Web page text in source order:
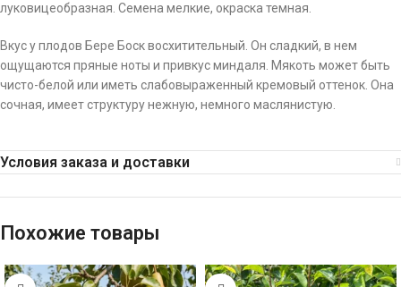
луковицеобразная. Семена мелкие, окраска темная.
Вкус у плодов Бере Боск восхитительный. Он сладкий, в нем
ощущаются пряные ноты и привкус миндаля. Мякоть может быть
чисто-белой или иметь слабовыраженный кремовый оттенок. Она
сочная, имеет структуру нежную, немного маслянистую.
Условия заказа и доставки
Похожие товары